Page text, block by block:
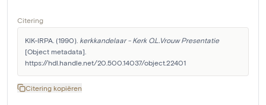
Citering
KIK-IRPA. (1990). kerkkandelaar - Kerk O.L.Vrouw Presentatie
[Object metadata].
https://hdl.handle.net/20.500.14037/object.22401
Citering kopiëren